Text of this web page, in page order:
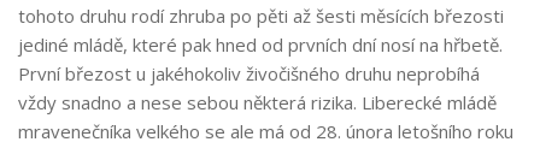
tohoto druhu rodí zhruba po pěti až šesti měsících březosti
jediné mládě, které pak hned od prvních dní nosí na hřbetě.
První březost u jakéhokoliv živočišného druhu neprobíhá
vždy snadno a nese sebou některá rizika. Liberecké mládě
mravenečníka velkého se ale má od 28. února letošního roku